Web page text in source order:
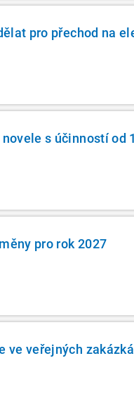
pro přechod na
s účinností od
pro rok 2027
ve veřejných